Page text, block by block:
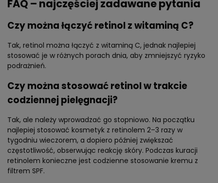
FAQ – najczęściej zadawane pytania
Czy można łączyć retinol z witaminą C?
Tak, retinol można łączyć z witaminą C, jednak najlepiej
stosować je w różnych porach dnia, aby zmniejszyć ryzyko
podrażnień.
Czy można stosować retinol w trakcie
codziennej pielęgnacji?
Tak, ale należy wprowadzać go stopniowo. Na początku
najlepiej stosować kosmetyk z retinolem 2–3 razy w
tygodniu wieczorem, a dopiero później zwiększać
częstotliwość, obserwując reakcję skóry. Podczas kuracji
retinolem konieczne jest codzienne stosowanie kremu z
filtrem SPF.